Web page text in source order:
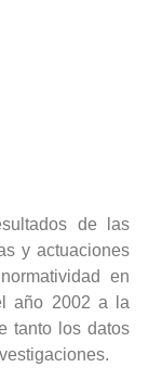
de las
y actuaciones
en
año 2002 a la
tanto los datos